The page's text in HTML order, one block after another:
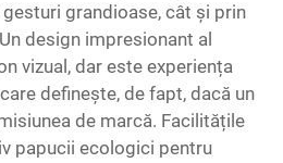
grandioase, cât și prin
design impresionant al
vizual, dar este experiența
definește, de fapt, dacă un
de marcă. Facilitățile
papucii ecologici pentru